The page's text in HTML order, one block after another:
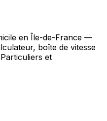
en Île-de-France —
boîte de vitesse
et